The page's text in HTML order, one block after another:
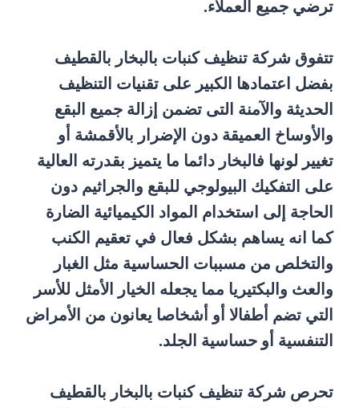
ترضي جميع العملاء.
تتفوق شركة تنظيف كنبات بالبخار بالقطيف
بفضل اعتمادها الكبير على تقنيات التنظيف
الحديثة والآمنة التى تضمن إزالة جميع البقع
والأوساخ العميقة دون الإضرار بالأقمشة أو
تغيير لونها فالبخار دائما ما يتميز بقدرته العالية
على التفكيك البيولوجي للبقع والجراثيم دون
الحاجة إلى استخدام المواد الكيميائية الضارة
كما انه يساهم بشكل فعال في تعقيم الكنب
والتخلص من مسببات الحساسية مثل الغبار
والعث والبكتيريا مما يجعله الخيار الأمثل للأسر
التي تضم أطفالا أو أشخاصا يعانون من الأمراض
التنفسية أو حساسية الجلد.
تحرص شركة تنظيف كنبات بالبخار بالقطيف